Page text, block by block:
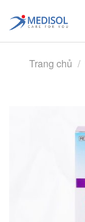
content
Trang chủ /